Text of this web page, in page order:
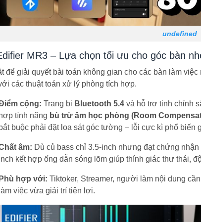
undefined
MR3 – Lựa chọn tối ưu cho góc bàn
để giải quyết bài toán không gian cho các bàn làm việc
các thuật toán xử lý phòng tích hợp.
cộng: Trang bị Bluetooth 5.4 và hỗ trợ tinh chỉnh
tính năng bù trừ âm học phòng (Room
buộc phải đặt loa sát góc tường – lỗi cực kì phổ biến
âm: Dù củ bass chỉ 3.5-inch nhưng đạt chứng nhận
kết hợp ống dẫn sóng lõm giúp thính giác thư thái,
hợp với: Tiktoker, Streamer, người làm nội dung
việc vừa giải trí tiện lợi.